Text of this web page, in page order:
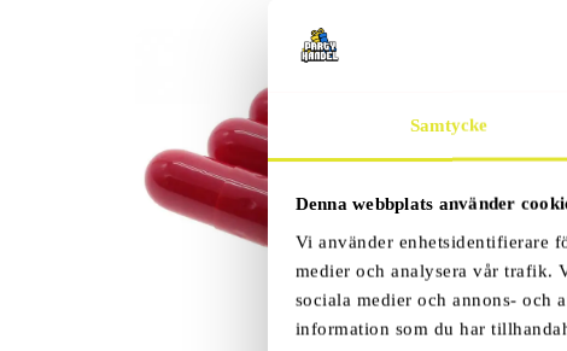
Samtycke
Denna webbplats använder
Vi använder enhetsidentifierare
medier och analysera vår trafik.
sociala medier och annons- och
information som du har